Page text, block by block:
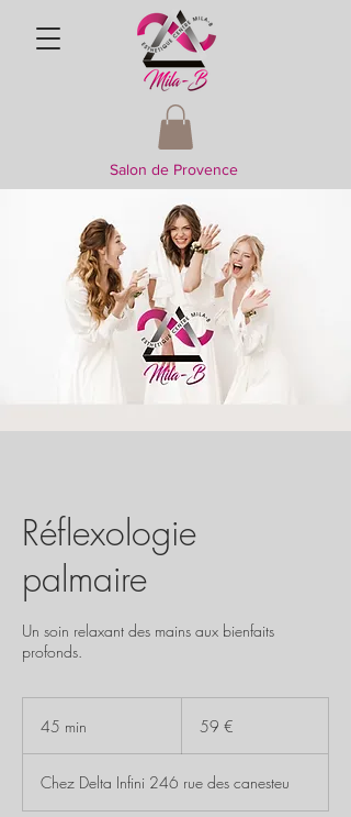
Salon de Provence
Réflexologie
palmaire
Un soin relaxant des mains aux bienfaits
profonds.
45 min
i
n
59 €
Chez Delta Infini 246 rue des canesteu